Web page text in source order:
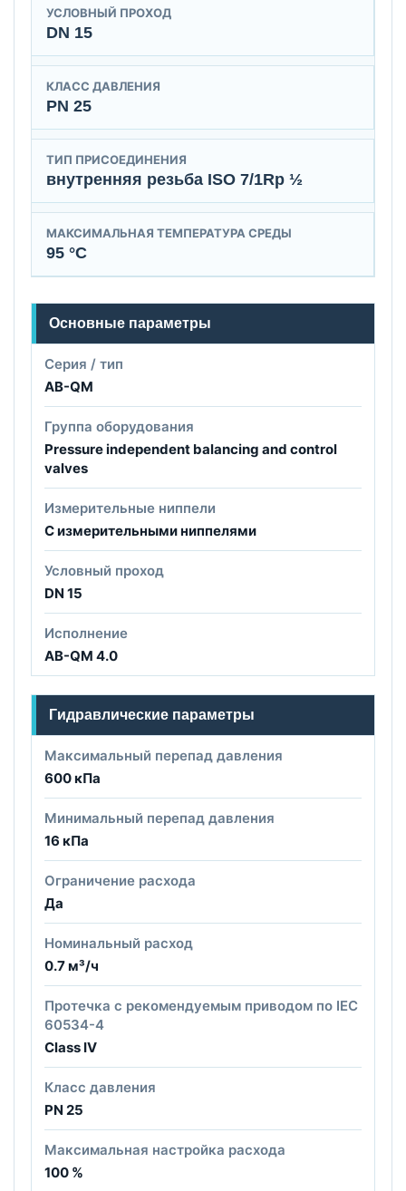
УСЛОВНЫЙ ПРОХОД
DN 15
КЛАСС ДАВЛЕНИЯ
PN 25
ТИП ПРИСОЕДИНЕНИЯ
внутренняя резьба ISO 7/1Rp ½
МАКСИМАЛЬНАЯ ТЕМПЕРАТУРА СРЕДЫ
95 °C
Основные параметры
Серия / тип
AB-QM
Группа оборудования
Pressure independent balancing and control
valves
Измерительные ниппели
С измерительными ниппелями
Условный проход
DN 15
Исполнение
AB-QM 4.0
Гидравлические параметры
Максимальный перепад давления
600 кПа
Минимальный перепад давления
16 кПа
Ограничение расхода
Да
Номинальный расход
0.7 м³/ч
Протечка с рекомендуемым приводом по IEC
60534-4
Class IV
Класс давления
PN 25
Максимальная настройка расхода
100 %